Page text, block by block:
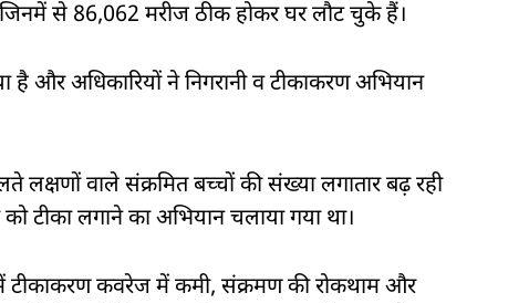
जिनमें से 86,062 मरीज ठीक होकर घर लौट चुके हैं।
है और अधिकारियों ने निगरानी व टीकाकरण अभियान
वाले संक्रमित बच्चों की संख्या लगातार बढ़ रही
टीका लगाने का अभियान चलाया गया था।
में टीकाकरण कवरेज में कमी, संक्रमण की रोकथाम और